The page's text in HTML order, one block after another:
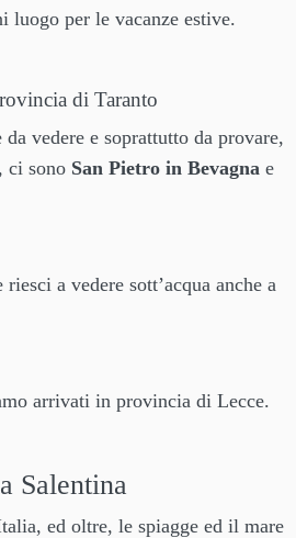
luogo per le vacanze estive.
di Taranto
vedere e soprattutto da provare,
ci sono San Pietro in Bevagna e
a vedere sott’acqua anche a
arrivati in provincia di Lecce.
Salentina
ed oltre, le spiagge ed il mare